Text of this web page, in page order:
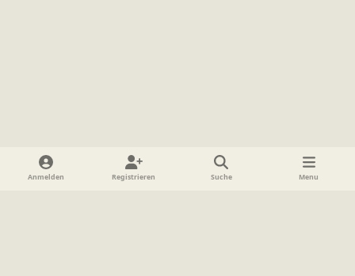
Heller Modus
Dunkler ModusSystemeinstellung
Anmelden Registrieren Suche Menu